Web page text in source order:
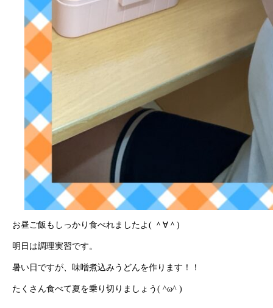
お昼ご飯もしっかり食べれましたよ( ＾∀＾)
明日は調理実習です。
暑い日ですが、味噌煮込みうどんを作ります！！
たくさん食べて夏を乗り切りましょう( ^ω^ )